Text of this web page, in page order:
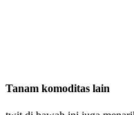
Tanam komoditas lain